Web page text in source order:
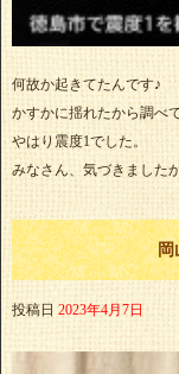
何故か起きてたんです♪
かすかに揺れたから調べ
やはり震度1でした。
岡
投稿日 2023年4月7日